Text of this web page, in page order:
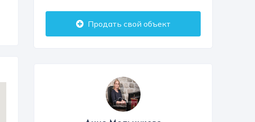
Продать свой объект